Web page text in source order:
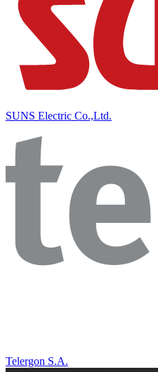
SUNS Electric Co.,Ltd.
Telergon S.A.